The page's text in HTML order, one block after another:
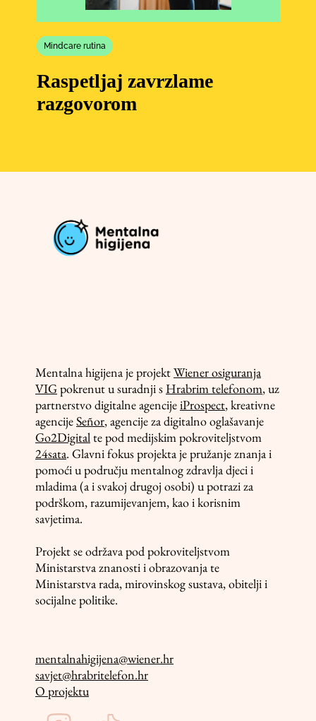
Mindcare rutina
Raspetljaj zavrzlame
razgovorom
Mentalna higijena je projektWiener osiguranja
VIGpokrenut u suradnji s Hrabrim telefonom, uz
partnerstvo digitalne agencijeiProspect, kreativne
agencijeSeñor, agencije za digitalno oglašavanje
Go2Digitalte pod medijskim pokroviteljstvom
24sata. Glavni fokus projekta je pružanje znanja i
pomoći u području mentalnog zdravlja djeci i
mladima (a i svakoj drugoj osobi) u potrazi za
podrškom, razumijevanjem, kao i korisnim
savjetima.
Projekt se održava pod pokroviteljstvom
Ministarstva znanosti i obrazovanja te
Ministarstva rada, mirovinskog sustava, obitelji i
socijalne politike.
mentalnahigijena@wiener.hr
savjet@hrabritelefon.hr
O projektu